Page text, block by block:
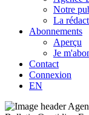
Notre
La
Abonnements
Aperçu
Je
Contact
Connexion
EN